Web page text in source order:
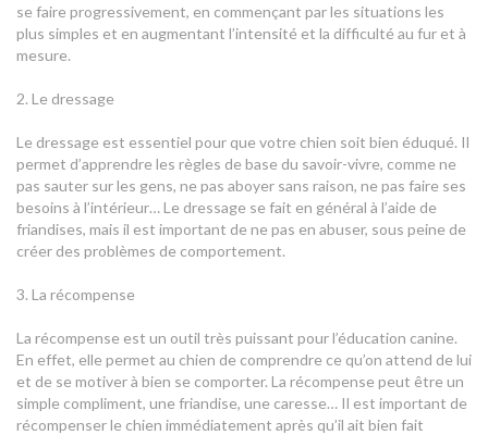
se faire progressivement, en commençant par les situations les
plus simples et en augmentant l’intensité et la difficulté au fur et à
mesure.
2. Le dressage
Le dressage est essentiel pour que votre chien soit bien éduqué. Il
permet d’apprendre les règles de base du savoir-vivre, comme ne
pas sauter sur les gens, ne pas aboyer sans raison, ne pas faire ses
besoins à l’intérieur… Le dressage se fait en général à l’aide de
friandises, mais il est important de ne pas en abuser, sous peine de
créer des problèmes de comportement.
3. La récompense
La récompense est un outil très puissant pour l’éducation canine.
En effet, elle permet au chien de comprendre ce qu’on attend de lui
et de se motiver à bien se comporter. La récompense peut être un
simple compliment, une friandise, une caresse… Il est important de
récompenser le chien immédiatement après qu’il ait bien fait